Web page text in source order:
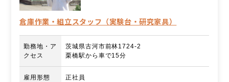
倉庫作業・組立スタッフ（実験台・研究家具）
勤務地・ア
クセス
茨城県古河市前林1724-2
栗橋駅から車で15分
雇用形態 正社員